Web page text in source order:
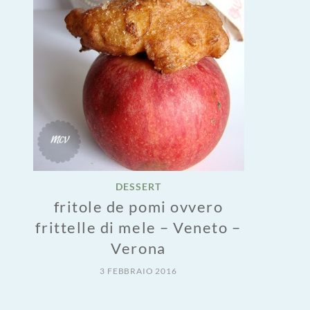
DESSERT
fritole de pomi ovvero
frittelle di mele – Veneto –
Verona
3 FEBBRAIO 2016